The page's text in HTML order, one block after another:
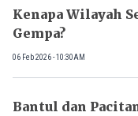
Kenapa Wilayah
Gempa?
06 Feb 2026 - 10:30AM
Bantul dan